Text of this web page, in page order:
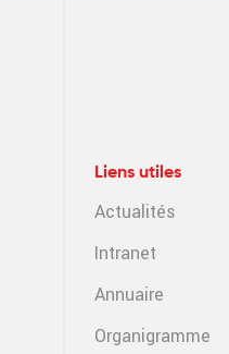
Liens utiles
Actualités
Intranet
Annuaire
Organigramme